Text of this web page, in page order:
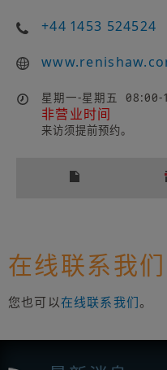
+44 1453 524524
星期一-星期五 08:00-
非营业时间
来访须提前预约。
在线联系我们
您也可以在线联系我们。